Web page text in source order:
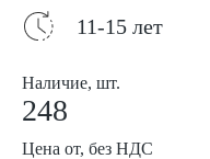
11-15 лет
Наличие, шт.
248
Цена от, без НДС